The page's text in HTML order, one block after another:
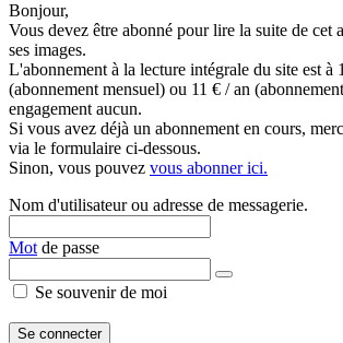
Bonjour,
Vous devez être abonné pour lire la suite de cet
ses images.
L'abonnement à la lecture intégrale du site est à
(abonnement mensuel) ou 11 € / an
engagement aucun.
Si vous avez déjà un abonnement en cours,
via le formulaire ci-dessous.
Sinon, vous pouvez vous abonner ici.
Nom d'utilisateur ou adresse de messagerie.
Mot de passe
Se souvenir de moi